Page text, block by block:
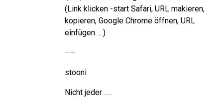
(Link klicken -start Safari, URL makieren,
kopieren, Google Chrome öffnen, URL
einfügen…..)
—–
stooni
Nicht jeder …..